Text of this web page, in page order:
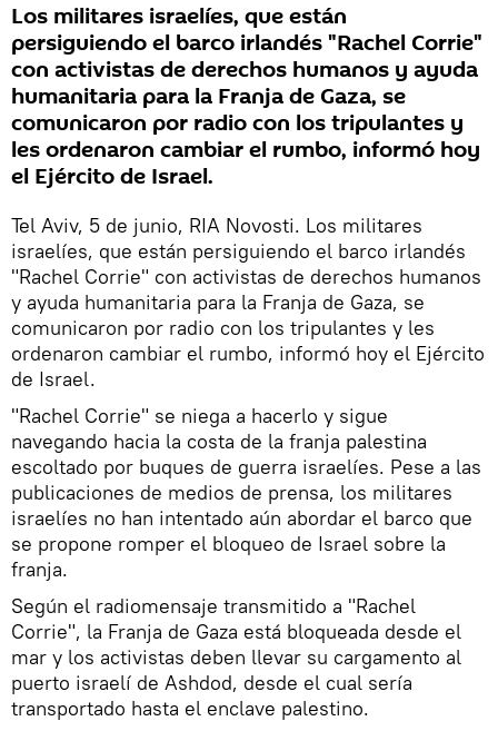
Los militares israelíes, que están
persiguiendo el barco irlandés "Rachel Corrie"
con activistas de derechos humanos y ayuda
humanitaria para la Franja de Gaza, se
comunicaron por radio con los tripulantes y
les ordenaron cambiar el rumbo, informó hoy
el Ejército de Israel.
Tel Aviv, 5 de junio, RIA Novosti. Los militares
israelíes, que están persiguiendo el barco irlandés
"Rachel Corrie" con activistas de derechos humanos
y ayuda humanitaria para la Franja de Gaza, se
comunicaron por radio con los tripulantes y les
ordenaron cambiar el rumbo, informó hoy el Ejército
de Israel.
"Rachel Corrie" se niega a hacerlo y sigue
navegando hacia la costa de la franja palestina
escoltado por buques de guerra israelíes. Pese a las
publicaciones de medios de prensa, los militares
israelíes no han intentado aún abordar el barco que
se propone romper el bloqueo de Israel sobre la
franja.
Según el radiomensaje transmitido a "Rachel
Corrie", la Franja de Gaza está bloqueada desde el
mar y los activistas deben llevar su cargamento al
puerto israelí de Ashdod, desde el cual sería
transportado hasta el enclave palestino.